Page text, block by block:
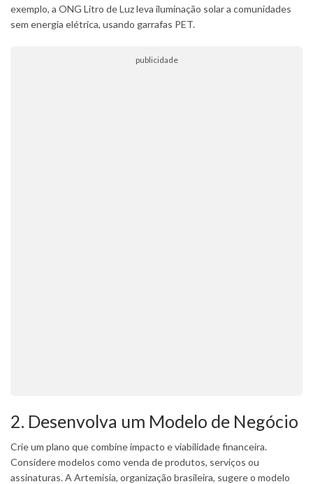
exemplo, a ONG Litro de Luz leva iluminação solar a comunidades
sem energia elétrica, usando garrafas PET.
publicidade
2. Desenvolva um Modelo de Negócio
Crie um plano que combine impacto e viabilidade financeira.
Considere modelos como venda de produtos, serviços ou
assinaturas. A Artemisia, organização brasileira, sugere o modelo